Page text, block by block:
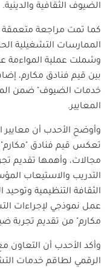
الضيوف الثقافية والدينية.
كما تمت مراجعة متعمقة
الممارسات التشغيلية
وشملت عملية المواءمة
بين قيم فنادق مكارم،
خدمات الضيوف" ضمن
المعايير.
وأوضح الأحدب أن معايير
تعكس قيم فنادق
مجالات، وأهمها تقديم
التدريب والاستيعاب
الثقافة التنظيمية
عمل نموذجي لإجراءات
مكارم" من تقديم تجربة
وأكد الأحدب أن
الرقمي لطاقم خدمات